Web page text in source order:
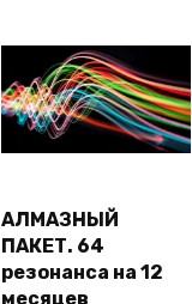
В корзину
АЛМАЗНЫЙ
ПАКЕТ. 64
резонанса на 12
месяцев